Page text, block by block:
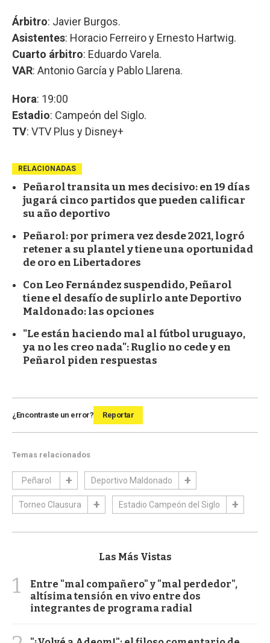
Árbitro: Javier Burgos.
Asistentes: Horacio Ferreiro y Ernesto Hartwig.
Cuarto árbitro: Eduardo Varela.
VAR: Antonio García y Pablo Llarena.
Hora: 19:00
Estadio: Campeón del Siglo.
TV: VTV Plus y Disney+
RELACIONADAS
Peñarol transita un mes decisivo: en 19 días
jugará cinco partidos que pueden calificar
su año deportivo
Peñarol: por primera vez desde 2021, logró
retener a su plantel y tiene una oportunidad
de oro en Libertadores
Con Leo Fernández suspendido, Peñarol
tiene el desafío de suplirlo ante Deportivo
Maldonado: las opciones
"Le están haciendo mal al fútbol uruguayo,
ya no les creo nada": Ruglio no cede y en
Peñarol piden respuestas
¿Encontraste un error? Reportar
Temas relacionados
Peñarol Deportivo Maldonado
Torneo Clausura Estadio Campeón del Siglo
Las Más Vistas
1
Entre "mal compañero" y "mal perdedor",
altísima tensión en vivo entre dos
integrantes de programa radial